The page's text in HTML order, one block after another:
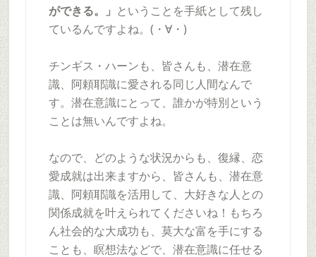
ができる。」
ということを手紙として残し
ているんですよね。(・∀・)
チンギス・ハーンも、皆さんも、潜在意
識、阿頼耶識に愛される同じ人間なんで
す。潜在意識にとって、誰かが特別という
ことは無いんですよね。
なので、どのような状況からも、復縁、恋
愛成就は出来ますから、皆さんも、潜在意
識、阿頼耶識を活用して、大好きな人との
関係成就を叶えられてくださいね！もちろ
ん社会的な大成功も、莫大な富を手にする
ことも、瞑想法などで、潜在意識に任せる